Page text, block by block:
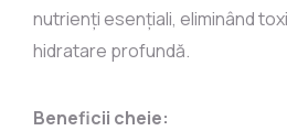
nutrienți esențiali, eliminând
hidratare profundă.
Beneficii cheie: